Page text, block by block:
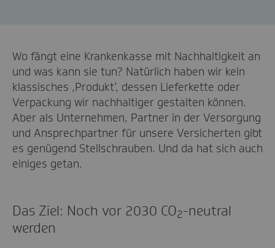
Wo fängt eine Krankenkasse mit Nachhaltigkeit an
und was kann sie tun? Natürlich haben wir kein
klassisches ‚Produkt‘, dessen Lieferkette oder
Verpackung wir nachhaltiger gestalten können.
Aber als Unternehmen, Partner in der Versorgung
und Ansprechpartner für unsere Versicherten gibt
es genügend Stellschrauben. Und da hat sich auch
einiges getan.
Das Ziel: Noch vor 2030 CO2-neutral
werden